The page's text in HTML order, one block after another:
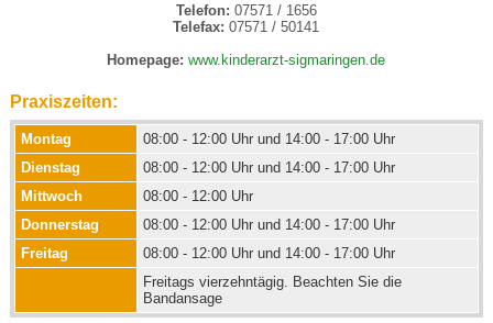
Telefon: 07571 / 1656
Telefax: 07571 / 50141
Homepage:www.kinderarzt-sigmaringen.de
Praxiszeiten:
Montag
08:00 - 12:00 Uhr und 14:00 - 17:00 Uhr
Dienstag
08:00 - 12:00 Uhr und 14:00 - 17:00 Uhr
Mittwoch
08:00 - 12:00 Uhr
Donnerstag
08:00 - 12:00 Uhr und 14:00 - 17:00 Uhr
Freitag
08:00 - 12:00 Uhr und 14:00 - 17:00 Uhr
Freitags vierzehntägig. Beachten Sie die
Bandansage